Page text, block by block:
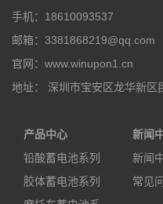
手机：18610093537
邮箱：3381868219@qq.com
官网：www.winupon1.cn
地址： 深圳市宝安区龙华新区
产品中心
铅酸蓄电池系列
胶体蓄电池系列
新闻
新闻
常见